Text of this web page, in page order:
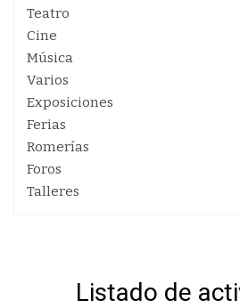
Teatro
Cine
Música
Varios
Exposiciones
Ferias
Romerías
Foros
Talleres
Listado de